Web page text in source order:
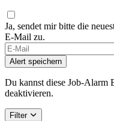
Ja, sendet mir bitte die
E-Mail zu.
Alert speichern
Du kannst diese Job-Alarm
deaktivieren.
Filter